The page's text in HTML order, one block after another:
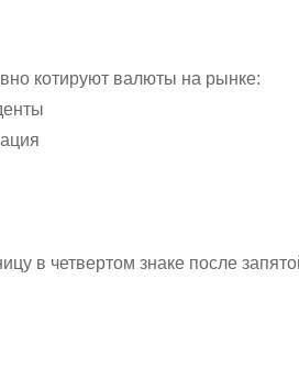
котируют валюты на рынке:
в четвертом знаке после